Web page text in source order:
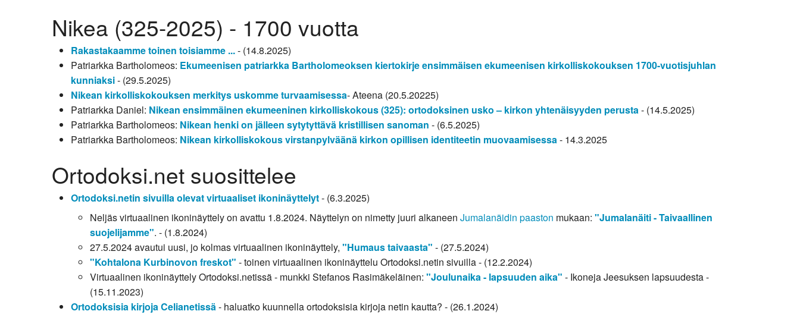
Nikea (325-2025) - 1700 vuotta
Rakastakaamme toinen toisiamme ...- (14.8.2025)
Patriarkka Bartholomeos: Ekumeenisen patriarkka Bartholomeoksen kiertokirje ensimmäisen ekumeenisen kirkolliskokouksen 1700-vuotisjuhlan
kunniaksi- (29.5.2025)
Nikean kirkolliskokouksen merkitys uskomme turvaamisessa- Ateena (20.5.20225)
Patriarkka Daniel: Nikean ensimmäinen ekumeeninen kirkolliskokous (325): ortodoksinen usko – kirkon yhtenäisyyden perusta- (14.5.2025)
Patriarkka Bartholomeos: Nikean henki on jälleen sytytyttävä kristillisen sanoman - (6.5.2025)
Patriarkka Bartholomeos: Nikean kirkolliskokous virstanpylväänä kirkon opillisen identiteetin muovaamisessa- 14.3.2025
Ortodoksi.net suosittelee
Ortodoksi.netin sivuilla olevat virtuaaliset ikoninäyttelyt- (6.3.2025)
Neljäs virtuaalinen ikoninäyttely on avattu 1.8.2024. Näyttelyn on nimetty juuri alkaneen Jumalanäidin paaston mukaan: "Jumalanäiti - Taivaallinen
suojelijamme". - (1.8.2024)
27.5.2024 avautui uusi, jo kolmas virtuaalinen ikoninäyttely, "Humaus taivaasta" - (27.5.2024)
"Kohtalona Kurbinovon freskot" - toinen virtuaalinen ikoninäyttelu Ortodoksi.netin sivuilla - (12.2.2024)
Virtuaalinen ikoninäyttely Ortodoksi.netissä - munkki Stefanos Rasimäkeläinen: "Joulunaika - lapsuuden aika" - Ikoneja Jeesuksen lapsuudesta -
(15.11.2023)
Ortodoksisia kirjoja Celianetissä - haluatko kuunnella ortodoksisia kirjoja netin kautta? - (26.1.2024)